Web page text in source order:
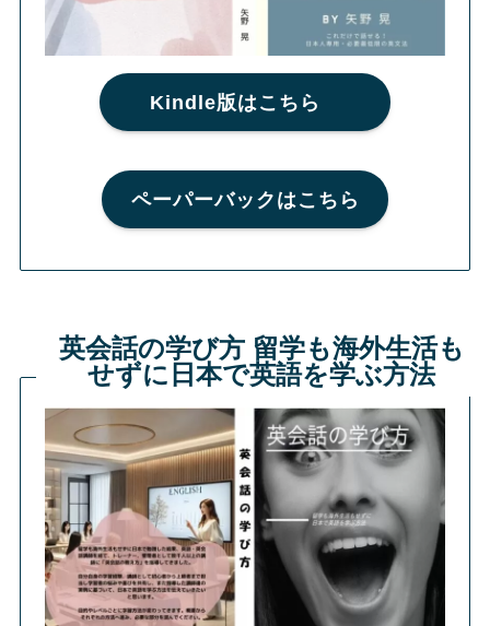
Kindle版はこちら
ペーパーバックはこちら
英会話の学び方 留学も海外生活も
せずに日本で英語を学ぶ方法